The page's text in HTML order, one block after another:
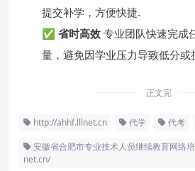
提交补学，方便快捷.
✅ 省时高效 专业团队快速完成
量，避免因学业压力导致低分或
正文完
http://ahhf.lllnet.cn 代学 代考
安徽省合肥市专业技术人员继续教育网络
net.cn/